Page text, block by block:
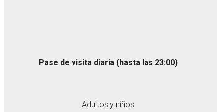
Pase de visita diaria (hasta las 23:00)
Adultos y niños